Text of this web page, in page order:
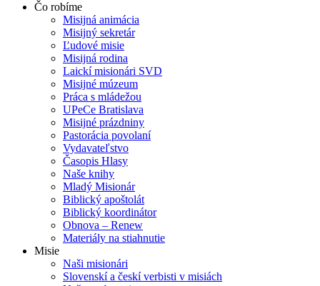
Čo robíme
Misijná animácia
Misijný sekretár
Ľudové misie
Misijná rodina
Laickí misionári SVD
Misijné múzeum
Práca s mládežou
UPeCe Bratislava
Misijné prázdniny
Pastorácia povolaní
Vydavateľstvo
Časopis Hlasy
Naše knihy
Mladý Misionár
Biblický apoštolát
Biblický koordinátor
Obnova – Renew
Materiály na stiahnutie
Misie
Naši misionári
Slovenskí a českí verbisti v misiách